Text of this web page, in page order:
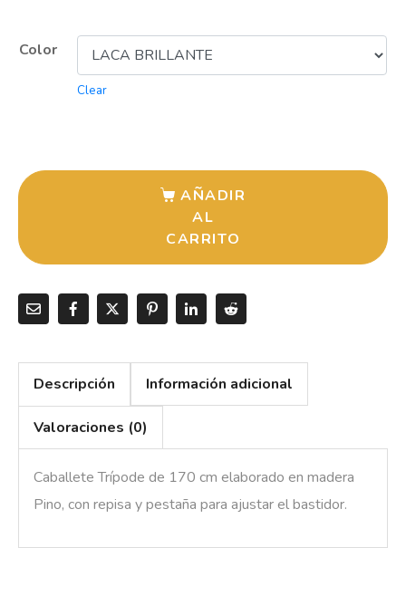
Color
Clear
AÑADIR
AL
CARRITO
Descripción Información adicional
Valoraciones (0)
Caballete Trípode de 170 cm elaborado en madera
Pino, con repisa y pestaña para ajustar el bastidor.